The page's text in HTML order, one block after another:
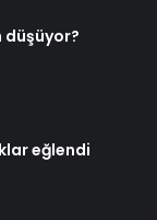
düşüyor?
eğlendi